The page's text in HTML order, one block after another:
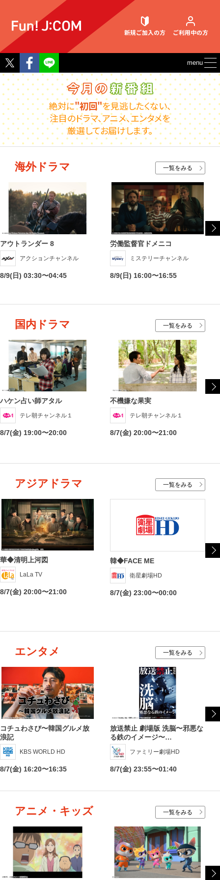
新規ご加入の方 ご利用中の方
契約内容確認・変更
お困りごと解決・よくあるご質問
Twitter
Facebook
menu
絶対に"初回"を見逃したくない、
注目のドラマ、アニメ、エンタメを
厳選してお届けします。
海外ドラマ 一覧をみる
アウトランダー 8
アクションチャンネル
8/9(日) 03:30〜04:45
労働監督官ドメニコ
ミステリーチャンネル
8/9(日) 16:00〜16:55
国内ドラマ 一覧をみる
ハケン占い師アタル
テレ朝チャンネル１
8/7(金) 19:00〜20:00
不機嫌な果実
テレ朝チャンネル１
8/7(金) 20:00〜21:00
アジアドラマ 一覧をみる
華◆清明上河図
LaLa TV
8/7(金) 20:00〜21:00
韓◆FACE ME
衛星劇場HD
8/7(金) 23:00〜00:00
エンタメ 一覧をみる
コチュわさび〜韓国グルメ放
浪記
KBS WORLD HD
8/7(金) 16:20〜16:35
放送禁止 劇場版 洗脳〜邪悪な
る鉄のイメージ〜…
ファミリー劇場HD
8/7(金) 23:55〜01:40
アニメ・キッズ 一覧をみる